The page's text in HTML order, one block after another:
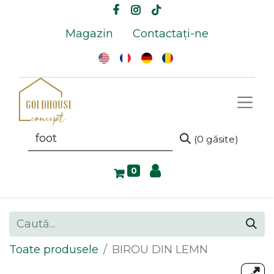
Magazin Contactați-ne
(0 găsite)
0
Toate produsele BIROU DIN LEMN